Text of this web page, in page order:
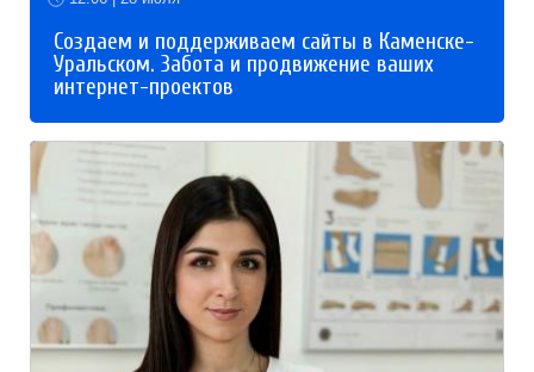
Создаем и поддерживаем сайты в Каменске-
Уральском. Забота и продвижение ваших
интернет-проектов